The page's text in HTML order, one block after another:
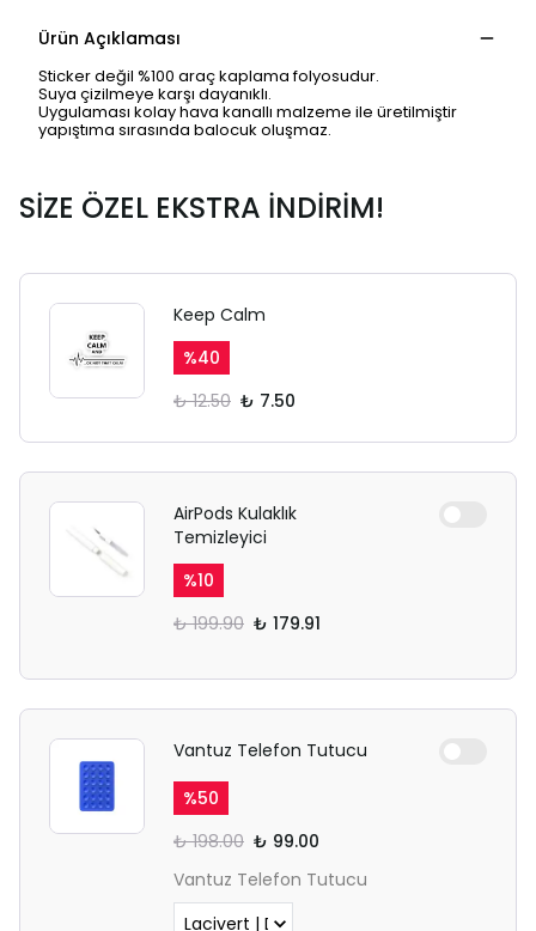
Ürün Açıklaması
Sticker değil %100 araç kaplama folyosudur.
Suya çizilmeye karşı dayanıklı.
Uygulaması kolay hava kanallı malzeme ile üretilmiştir
yapıştıma sırasında balocuk oluşmaz.
SİZE ÖZEL EKSTRA İNDİRİM!
Keep Calm
%40
₺ 12.50 ₺ 7.50
AirPods Kulaklık
Temizleyici
%10
₺ 199.90 ₺ 179.91
Vantuz Telefon Tutucu
%50
₺ 198.00 ₺ 99.00
Vantuz Telefon Tutucu